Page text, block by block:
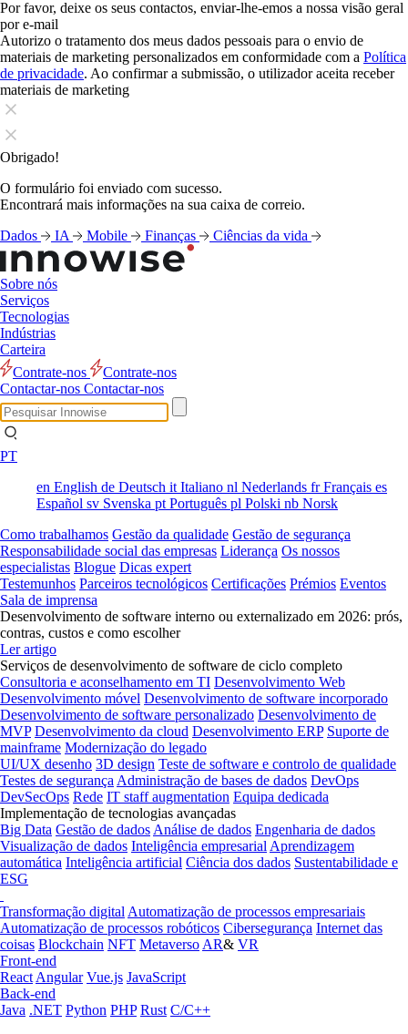
Por favor, deixe os seus contactos, enviar-lhe-emos a nossa visão geral
por e-mail
Autorizo o tratamento dos meus dados pessoais para o envio de
materiais de marketing personalizados em conformidade com a Política
de privacidade. Ao confirmar a submissão, o utilizador aceita receber
materiais de marketing
Obrigado!
O formulário foi enviado com sucesso.
Encontrará mais informações na sua caixa de correio.
Dados
IA Mobile Finanças Ciências da vida
Sobre nós
Serviços
Tecnologias
Indústrias
Carteira
Contrate-nos
Contrate-nos
Contactar-nos Contactar-nos
PT
en English de Deutsch it Italiano nl Nederlands frFrançais es
Español sv Svenska pt Português pl Polski nb Norsk
Como trabalhamos Gestão da qualidade Gestão de segurança
Responsabilidade social das empresas Liderança Os nossos
especialistas Blogue Dicas expert
Testemunhos Parceiros tecnológicos Certificações Prémios Eventos
Sala de imprensa
Desenvolvimento de software interno ou externalizado em 2026: prós,
contras, custos e como escolher
Ler artigo
Serviços de desenvolvimento de software de ciclo completo
Consultoria e aconselhamento em TI Desenvolvimento Web
Desenvolvimento móvel Desenvolvimento de software incorporado
Desenvolvimento de software personalizado Desenvolvimento de
MVP Desenvolvimento da cloud Desenvolvimento ERP Suporte de
mainframe Modernização do legado
UI/UX desenho 3D design Teste de software e controlo de qualidade
Testes de segurança Administração de bases de dados DevOps
DevSecOps Rede IT staff augmentation Equipa dedicada
Implementação de tecnologias avançadas
Big Data Gestão de dados Análise de dados Engenharia de dados
Visualização de dados Inteligência empresarial Aprendizagem
automática Inteligência artificial Ciência dos dados Sustentabilidade e
ESG
Transformação digital Automatização de processos empresariais
Automatização de processos robóticos Cibersegurança Internet das
coisas Blockchain NFT Metaverso AR& VR
Front-end
React Angular Vue.js JavaScript
Back-end
Java .NET Python PHP Rust C/C++